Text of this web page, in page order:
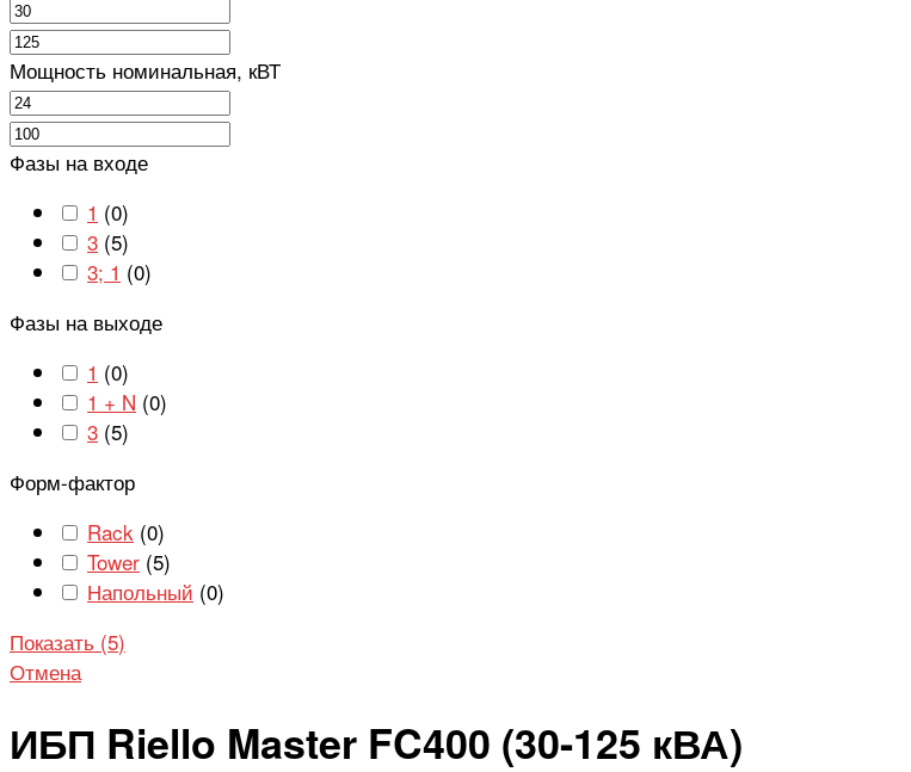
Мощность номинальная, кВТ
Фазы на входе
1 (0)
3 (5)
3; 1 (0)
Фазы на выходе
1 (0)
1 + N (0)
3 (5)
Форм-фактор
Rack (0)
Tower (5)
Напольный (0)
Показать (5)
Отмена
ИБП Riello Master FC400 (30-125 кВА)